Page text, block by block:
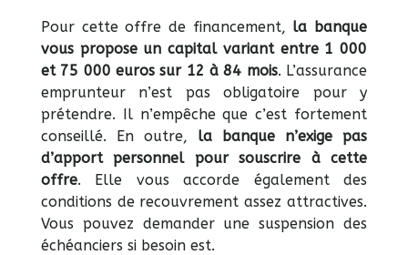
Pour cette offre de financement, la banque
vous propose un capital variant entre 1 000
et 75 000 euros sur 12 à 84 mois. L’assurance
emprunteur n’est pas obligatoire pour y
prétendre. Il n’empêche que c’est fortement
conseillé. En outre, la banque n’exige pas
d’apport personnel pour souscrire à cette
offre. Elle vous accorde également des
conditions de recouvrement assez attractives.
Vous pouvez demander une suspension des
échéanciers si besoin est.